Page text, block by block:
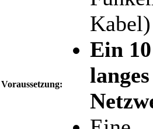
Voraussetzung:
Kabel)
Ein
langes